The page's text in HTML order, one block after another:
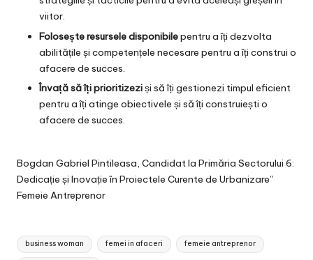
viitor.
Folosește resursele disponibilepentru a îți dezvolta
abilitățile și competențele necesare pentru a îți construi o
afacere de succes.
Învață să îți prioritizeziși să îți gestionezi timpul eficient
pentru a îți atinge obiectivele și să îți construiești o
afacere de succes.
Bogdan Gabriel Pintileasa, Candidat la Primăria Sectorului 6:
Dedicație și Inovație în Proiectele Curente de Urbanizare”
Femeie Antreprenor
Tags:
business woman femei in afaceri femeie antreprenor